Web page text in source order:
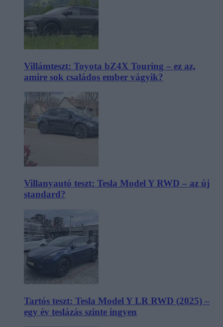
Villámteszt: Toyota bZ4X Touring – ez az,
amire sok családos ember vágyik?
Villanyautó teszt: Tesla Model Y RWD – az új
standard?
Tartós teszt: Tesla Model Y LR RWD (2025) –
egy év teslázás szinte ingyen